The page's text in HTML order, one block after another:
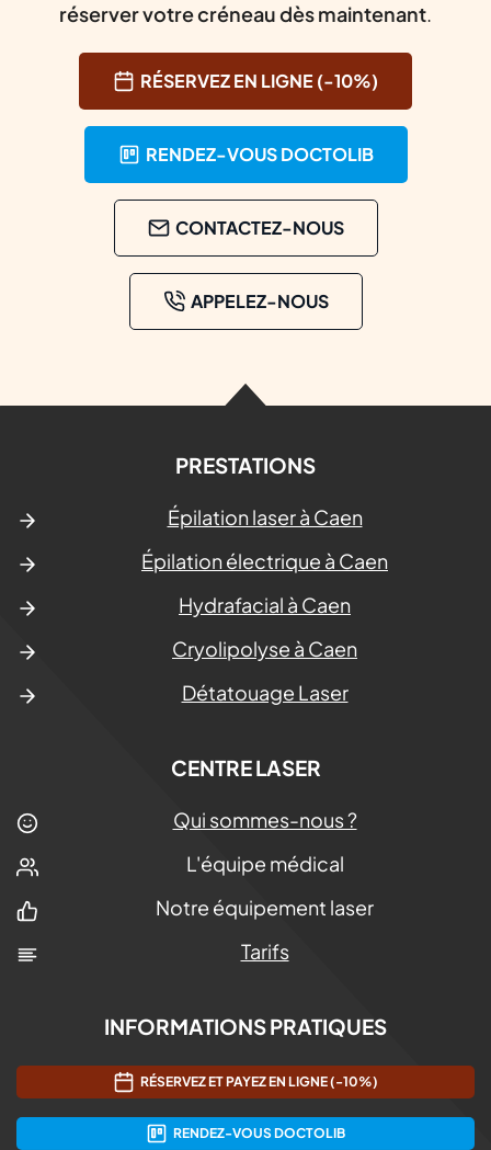
réserver votre créneau dès maintenant.
RÉSERVEZ EN LIGNE (-10%)
RENDEZ-VOUS DOCTOLIB
CONTACTEZ-NOUS
APPELEZ-NOUS
PRESTATIONS
Épilation laser à Caen
Épilation électrique à Caen
Hydrafacial à Caen
Cryolipolyse à Caen
Détatouage Laser
CENTRE LASER
Qui sommes-nous ?
L'équipe médical
Notre équipement laser
Tarifs
INFORMATIONS PRATIQUES
RÉSERVEZ ET PAYEZ EN LIGNE (-10%)
RENDEZ-VOUS DOCTOLIB